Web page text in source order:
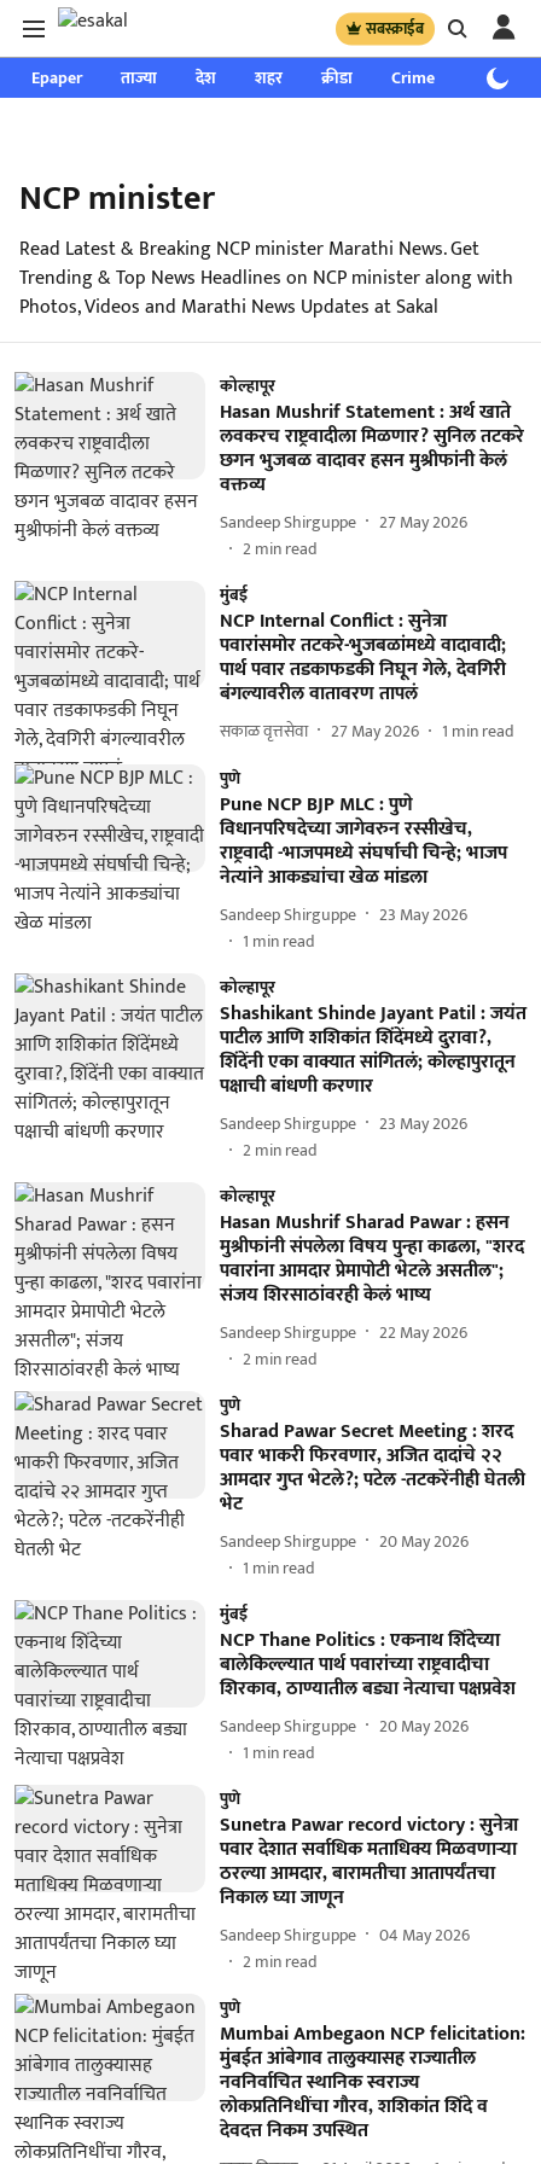
सबस्क्राईब
Epaper ताज्या देश शहर क्रीडा Crime साप्ताहिक
NCP minister
Read Latest & Breaking NCP minister Marathi News. Get
Trending & Top News Headlines on NCP minister along with
Photos, Videos and Marathi News Updates at Sakal
कोल्हापूर
Hasan Mushrif Statement : अर्थ खाते
लवकरच राष्ट्रवादीला मिळणार? सुनिल तटकरे
छगन भुजबळ वादावर हसन मुश्रीफांनी केलं
वक्तव्य
Sandeep Shirguppe
27 May 2026
2min read
मुंबई
NCP Internal Conflict : सुनेत्रा
पवारांसमोर तटकरे-भुजबळांमध्ये वादावादी;
पार्थ पवार तडकाफडकी निघून गेले, देवगिरी
बंगल्यावरील वातावरण तापलं
सकाळ वृत्तसेवा 27 May 2026 1 min read
पुणे
Pune NCP BJP MLC : पुणे
विधानपरिषदेच्या जागेवरुन रस्सीखेच,
राष्ट्रवादी -भाजपमध्ये संघर्षाची चिन्हे; भाजप
नेत्यांने आकड्यांचा खेळ मांडला
Sandeep Shirguppe
23 May 2026
1 min read
कोल्हापूर
Shashikant Shinde Jayant Patil : जयंत
पाटील आणि शशिकांत शिंदेंमध्ये दुरावा?,
शिंदेंनी एका वाक्यात सांगितलं; कोल्हापुरातून
पक्षाची बांधणी करणार
Sandeep Shirguppe
23 May 2026
2min read
कोल्हापूर
Hasan Mushrif Sharad Pawar : हसन
मुश्रीफांनी संपलेला विषय पुन्हा काढला, "शरद
पवारांना आमदार प्रेमापोटी भेटले असतील";
संजय शिरसाठांवरही केलं भाष्य
Sandeep Shirguppe
22 May 2026
2min read
पुणे
Sharad Pawar Secret Meeting : शरद
पवार भाकरी फिरवणार, अजित दादांचे २२
आमदार गुप्त भेटले?; पटेल -तटकरेंनीही घेतली
भेट
Sandeep Shirguppe
20 May 2026
1 min read
मुंबई
NCP Thane Politics : एकनाथ शिंदेच्या
बालेकिल्ल्यात पार्थ पवारांच्या राष्ट्रवादीचा
शिरकाव, ठाण्यातील बड्या नेत्याचा पक्षप्रवेश
Sandeep Shirguppe
20 May 2026
1 min read
पुणे
Sunetra Pawar record victory : सुनेत्रा
पवार देशात सर्वाधिक मताधिक्य मिळवणाऱ्या
ठरल्या आमदार, बारामतीचा आतापर्यंतचा
निकाल घ्या जाणून
Sandeep Shirguppe
04 May 2026
2min read
पुणे
Mumbai Ambegaon NCP felicitation:
मुंबईत आंबेगाव तालुक्यासह राज्यातील
नवनिर्वाचित स्थानिक स्वराज्य
लोकप्रतिनिधींचा गौरव, शशिकांत शिंदे व
देवदत्त निकम उपस्थित